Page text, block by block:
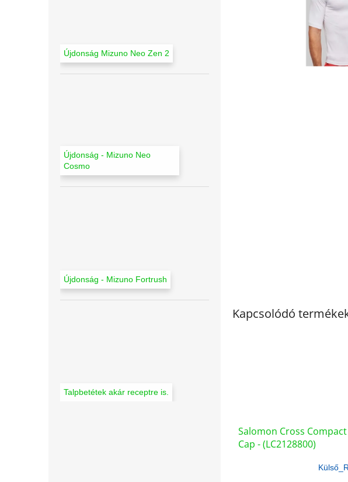
Újdonság Mizuno Neo Zen 2
Újdonság - Mizuno Neo
Cosmo
Újdonság - Mizuno Fortrush
Talpbetétek akár receptre is.
Kapcsolódó
Salomon Cross Compact
Cap - (LC2128800)